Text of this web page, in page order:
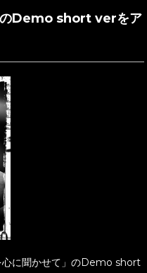
のDemo short verをア
心に聞かせて」のDemo short